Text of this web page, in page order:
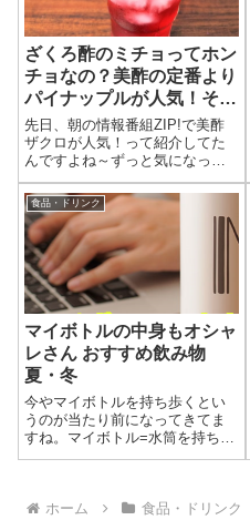
ざくろ酢のミチョってホン
チョなの？美酢の定番より
パイナップルが人気！その
飲み方や口コミ
先日、朝の情報番組ZIP!で美酢
ザクロが人気！って紹介してた
んですよね～ずっと気になって
て、何が人気なの？どんな効果
があるの？って調べてみたんで
すよ。そしたら、一時期飲んで
ましたねコレ。確かに美味しか
ったよ。今またコストコでも人
気だというこ...
食品・ドリンク
マイボトルの中身もオシャ
レさん おすすめ飲み物
夏・冬
今やマイボトルを持ち歩くとい
うのが当たり前になってきてま
すね。マイボトル=水筒を持ち歩
くという方は中身にもこだわっ
み物、マイボトルの中身もおし
ホーム 食品・ドリンク